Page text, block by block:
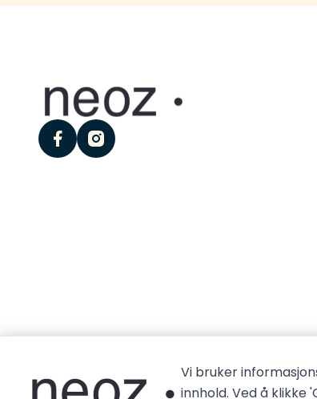
facebookinstagram
Vi bruker
innhold. Ved å